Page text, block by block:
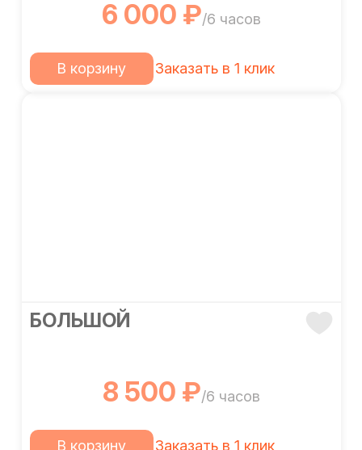
6 000 ₽/6 часов
В корзину Заказать в 1 клик
БОЛЬШОЙ
8 500 ₽/6 часов
В корзину Заказать в 1 клик